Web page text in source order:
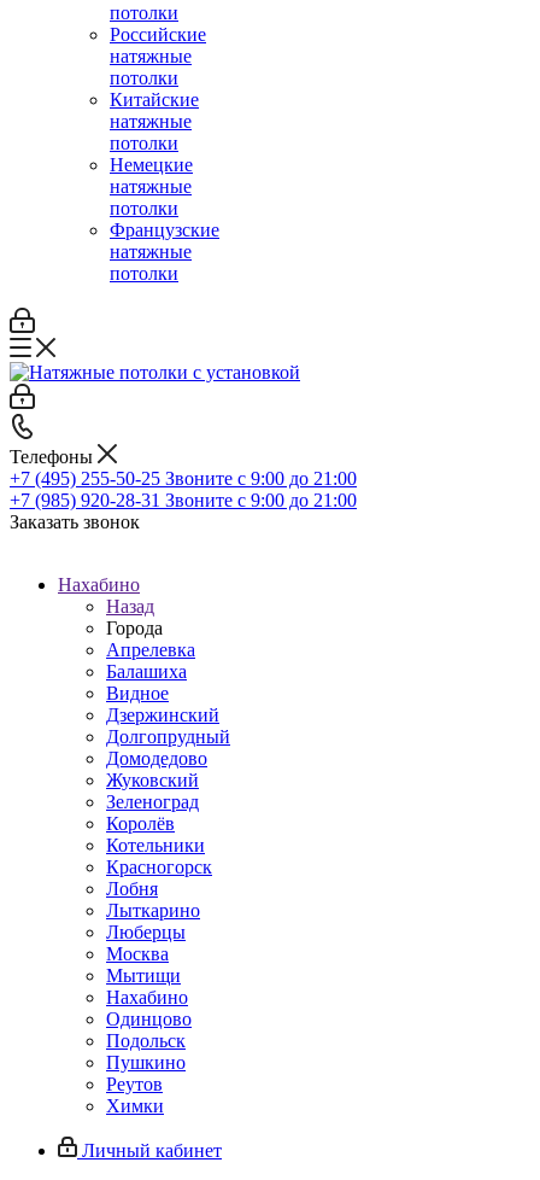
потолки
Российские
натяжные
потолки
Китайские
натяжные
потолки
Немецкие
натяжные
потолки
Французские
натяжные
потолки
Телефоны
+7 (495) 255-50-25 Звоните с 9:00 до 21:00
+7 (985) 920-28-31 Звоните с 9:00 до 21:00
Заказать звонок
Нахабино
Назад
Города
Апрелевка
Балашиха
Видное
Дзержинский
Долгопрудный
Домодедово
Жуковский
Зеленоград
Королёв
Котельники
Красногорск
Лобня
Лыткарино
Люберцы
Москва
Мытищи
Нахабино
Одинцово
Подольск
Пушкино
Реутов
Химки
Личный кабинет